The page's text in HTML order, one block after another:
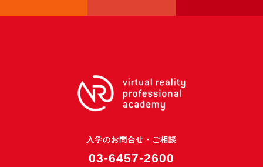
超体験★販促システム『XR Showcase Hub』2025年4月発売
MR体験型研修プラットフォーム『LegacyLink XR』2025年10月
3D空間キャプチャーアプリ『Qoocan』
入学のお問合せ・ご相談
03-6457-2600